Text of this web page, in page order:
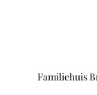
Familiehuis